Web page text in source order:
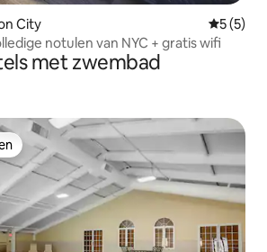
City
5 (5)
notulen van NYC + gratis wifi
met zwembad